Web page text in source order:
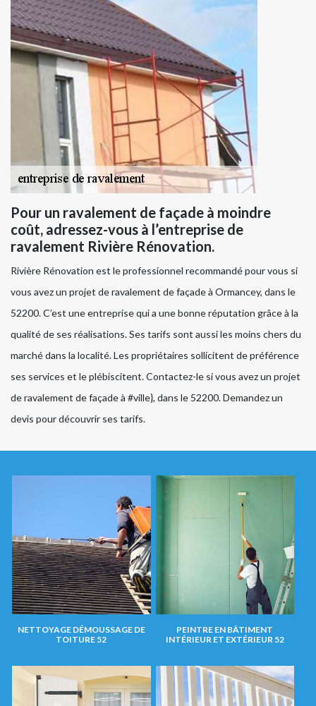
Pour un ravalement de façade à moindre
coût, adressez-vous à l’entreprise de
ravalement Rivière Rénovation.
Rivière Rénovation est le professionnel recommandé pour vous si
vous avez un projet de ravalement de façade à Ormancey, dans le
52200. C’est une entreprise qui a une bonne réputation grâce à la
qualité de ses réalisations. Ses tarifs sont aussi les moins chers du
marché dans la localité. Les propriétaires sollicitent de préférence
ses services et le plébiscitent. Contactez-le si vous avez un projet
de ravalement de façade à #ville}, dans le 52200. Demandez un
devis pour découvrir ses tarifs.
NETTOYAGE DÉMOUSSAGE DE
TOITURE 52
PEINTRE EN BÂTIMENT
INTÉRIEUR ET EXTÉRIEUR 52